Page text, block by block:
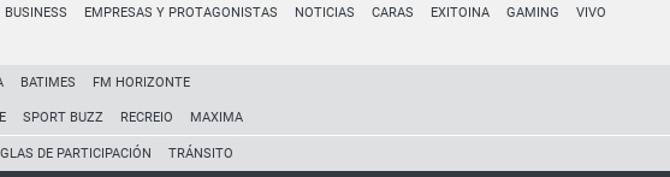
BUSINESS EMPRESAS Y PROTAGONISTAS NOTICIAS CARAS EXITOINA GAMING VIVO
BATIMES FM HORIZONTE
SPORT BUZZ RECREIO MAXIMA
DE PARTICIPACIÓN TRÁNSITO